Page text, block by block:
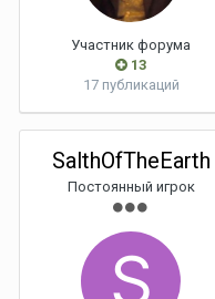
Участник форума
13
17 публикаций
SalthOfTheEarth
Постоянный игрок